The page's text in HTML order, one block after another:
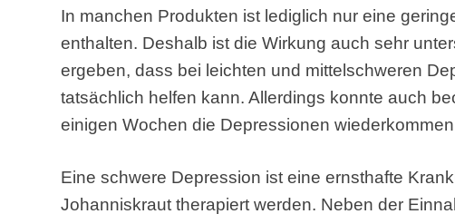
In manchen Produkten ist lediglich nur eine
enthalten. Deshalb ist die Wirkung auch sehr
ergeben, dass bei leichten und mittelschweren
tatsächlich helfen kann. Allerdings konnte auch
einigen Wochen die Depressionen
Eine schwere Depression ist eine ernsthafte
Johanniskraut therapiert werden. Neben der